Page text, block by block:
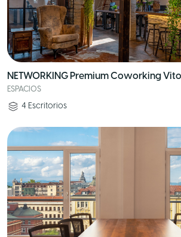
NETWORKING Premium Coworking
ESPACIOS
4 Escritorios